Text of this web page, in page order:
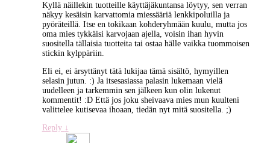
Kyllä näillekin tuotteille käyttäjäkuntansa löytyy, sen verran
näkyy kesäisin karvattomia miessääriä lenkkipoluilla ja
pyöräteillä. Itse en tokikaan kohderyhmään kuulu, mutta jos
oma mies tykkäisi karvojaan ajella, voisin ihan hyvin
suositella tällaisia tuotteita tai ostaa hälle vaikka tuommoisen
stickin kylppäriin.
Eli ei, ei ärsyttänyt tätä lukijaa tämä sisältö, hymyillen
selasin jutun. :) Ja itsesasiassa palasin lukemaan vielä
uudelleen ja tarkemmin sen jälkeen kun olin lukenut
kommentit! :D Että jos joku sheivaava mies mun kuulteni
valittelee kutisevaa ihoaan, tiedän nyt mitä suositella. ;)
Reply ↓